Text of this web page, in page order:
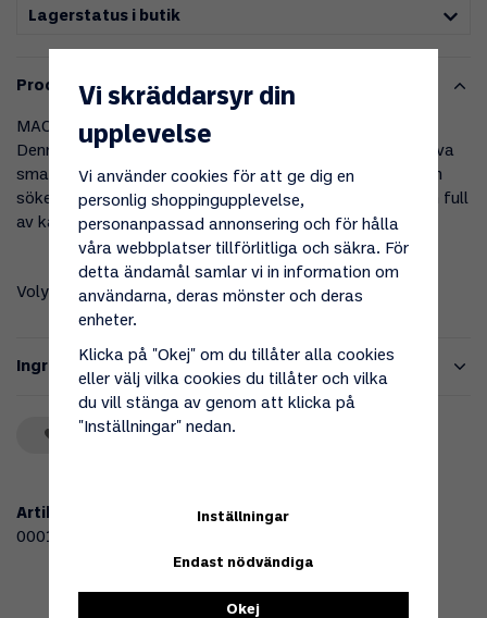
Lagerstatus i butik
Produktbeskrivning
Ingredienser
MACHO är en liten, het raket som inte räds att ta plats.
Denna fermenterade chilisås är proppfull med de intensiva
smakerna från Naga Jolokia och Habanero – för dig som
söker en chiliupplevelse utöver det vanliga. Het, djup och full
av karaktär – vågar du?
Volym: 100ml
Spara som favorit
Artikelnummer:
000129
Vi skräddarsyr din
upplevelse
Vi använder cookies för att ge dig en
personlig shoppingupplevelse,
personanpassad annonsering och för hålla
våra webbplatser tillförlitliga och säkra. För
detta ändamål samlar vi in information om
användarna, deras mönster och deras
enheter.
Klicka på "Okej" om du tillåter alla cookies
eller välj vilka cookies du tillåter och vilka
du vill stänga av genom att klicka på
"Inställningar" nedan.
Inställningar
Endast nödvändiga
Okej